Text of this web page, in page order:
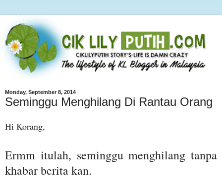
Monday, September 8, 2014
Seminggu Menghilang Di Rantau Orang
Hi Korang,
Ermm itulah, seminggu menghilang tanpa
khabar berita kan.